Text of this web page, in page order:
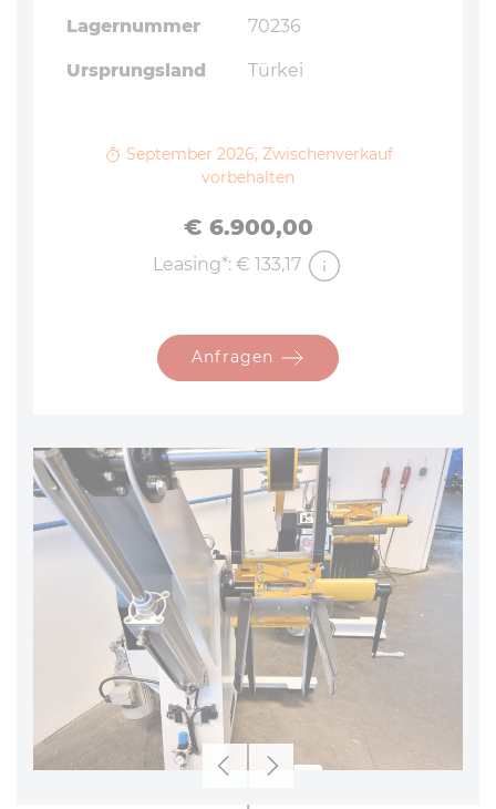
ZurückWeiter
Lagernummer 70236
Ursprungsland Türkei
September 2026, Zwischenverkauf
vorbehalten
Preis
€ 6.900,00
Leasing*: € 133,17
Anfragen